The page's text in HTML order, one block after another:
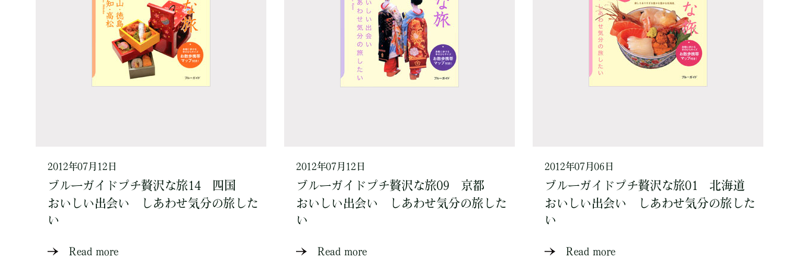
2012年07月12日
ブルーガイドプチ贅沢な旅14 四国
おいしい出会い しあわせ気分の旅した
い
Read more
2012年07月12日
ブルーガイドプチ贅沢な旅09 京都
おいしい出会い しあわせ気分の旅した
い
Read more
2012年07月06日
ブルーガイドプチ贅沢な旅01 北海道
おいしい出会い しあわせ気分の旅した
い
Read more